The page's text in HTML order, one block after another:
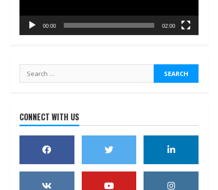
00:00 02:00
Search
for:
CONNECT WITH US